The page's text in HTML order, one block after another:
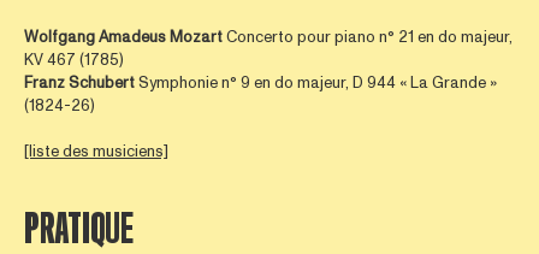
Wolfgang Amadeus MozartConcerto pour piano n° 21 en do majeur,
KV 467 (1785)
Franz SchubertSymphonie n° 9 en do majeur, D 944 « La Grande »
(1824-26)
[liste des musiciens]
PRATIQUE